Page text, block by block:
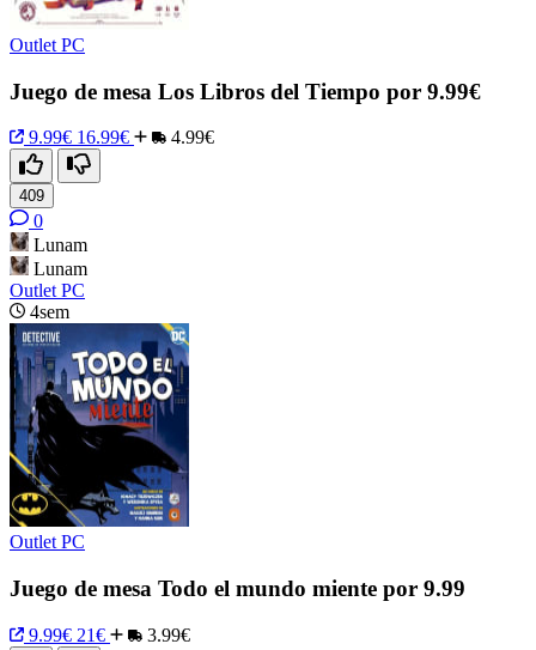
Outlet PC
Juego de mesa Los Libros del Tiempo por 9.99€
9.99€ 16.99€ 4.99€
409
0
Lunam
Lunam
Outlet PC
4sem
Outlet PC
Juego de mesa Todo el mundo miente por 9.99
9.99€ 21€ 3.99€